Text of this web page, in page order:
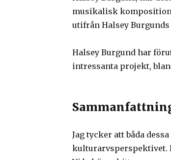
musikalisk
utifrån Halsey
Halsey Burgund har
intressanta projekt,
Jag tycker att båda
kulturarvsperspektivet.